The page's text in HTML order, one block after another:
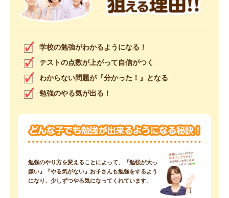
学校の勉強がわかるようになる！
テストの点数が上がって自信がつく
わからない問題が『分かった！』となる
勉強のやる気が出る！
勉強のやり方を変えることによって、『勉強が大っ
嫌い』『やる気がない』お子さんも勉強をするよう
になり、少しずつやる気になってくれています。